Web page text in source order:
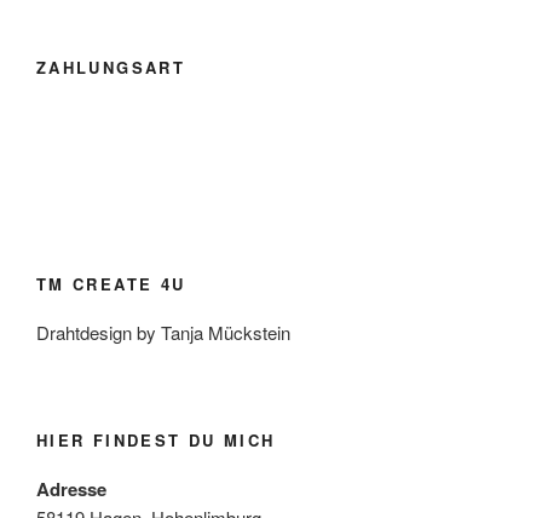
ZAHLUNGSART
TM CREATE 4U
Drahtdesign by Tanja Mückstein
HIER FINDEST DU MICH
Adresse